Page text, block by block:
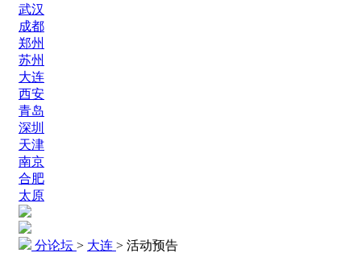
武汉
成都
郑州
苏州
大连
西安
青岛
深圳
天津
南京
合肥
太原
分论坛 > 大连 > 活动预告